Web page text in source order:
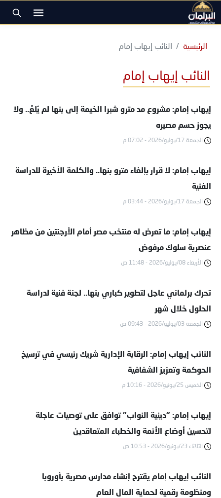
الرئيسية النائب إيهاب إمام
النائب إيهاب إمام
إيهاب إمام: مشروع مد مترو شبرا الخيمة إلى بنها لم يُلغَ.. ولا
يجوز حسم مصيره
الجمعة 17/يوليو/2026 - 07:02 م
إيهاب إمام: لا قرار بإلغاء مترو بنها.. والكلمة الأخيرة للدراسة
الفنية
الجمعة 17/يوليو/2026 - 03:44 م
إيهاب إمام: ما تعرض له منتخب مصر أمام الأرجنتين من مظاهر
عنصرية سلوك مرفوض
الأربعاء 08/يوليو/2026 - 11:48 ص
تحرك برلماني عاجل لتطوير كباري بنها.. لجنة فنية لدراسة
الحلول خلال شهر
الجمعة 03/يوليو/2026 - 09:43 ص
النائب إيهاب إمام: الرقابة الإدارية شريك رئيسي في ترسيخ
الحوكمة وتعزيز الشفافية
الخميس 25/يونيو/2026 - 10:16 م
إيهاب إمام: "دينية النواب" توافق على توصيات عاجلة
لتحسين أوضاع الأئمة والخطباء المتعاقدين
الثلاثاء 23/يونيو/2026 - 10:53 ص
النائب إيهاب إمام يقترح إنشاء مدارس مصرية بأوروبا
ومنظومة رقمية لحماية المال العام